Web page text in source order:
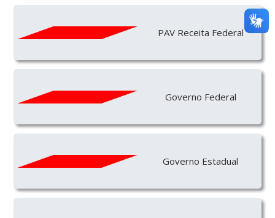
PAV Receita Federal
Governo Federal
Governo Estadual